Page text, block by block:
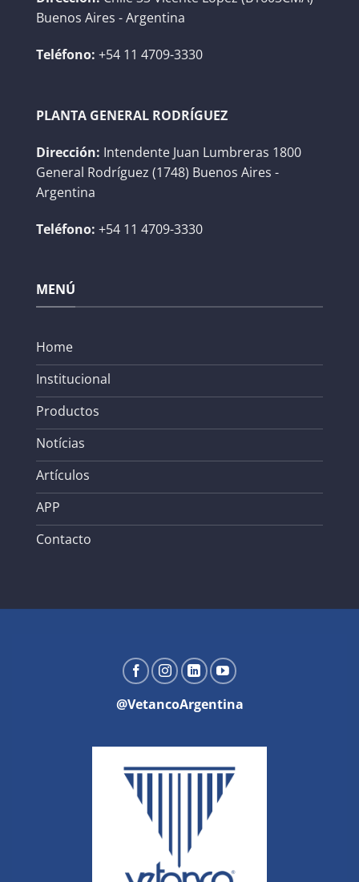
Buenos Aires - Argentina
Teléfono: +54 11 4709-3330
PLANTA GENERAL RODRÍGUEZ
Dirección: Intendente Juan Lumbreras 1800
General Rodríguez (1748) Buenos Aires -
Argentina
Teléfono: +54 11 4709-3330
MENÚ
Home
Institucional
Productos
Notícias
Artículos
APP
Contacto
@VetancoArgentina